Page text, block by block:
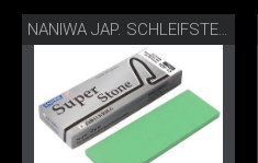
NANIWA JAP. SCHLEIFSTEIN S1-404